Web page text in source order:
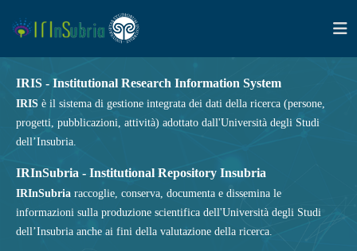
IRIS - Institutional Research Information System
IRIS è il sistema di gestione integrata dei dati della ricerca (persone,
progetti, pubblicazioni, attività) adottato dall'Università degli Studi
dell’Insubria.
IRInSubria - Institutional Repository Insubria
IRInSubria raccoglie, conserva, documenta e dissemina le
informazioni sulla produzione scientifica dell'Università degli Studi
dell’Insubria anche ai fini della valutazione della ricerca.